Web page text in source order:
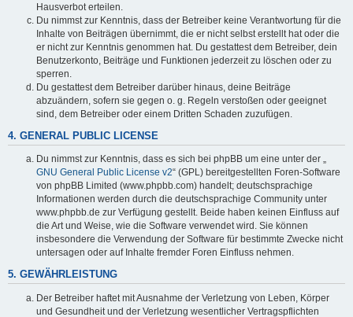
Hausverbot erteilen.
Du nimmst zur Kenntnis, dass der Betreiber keine Verantwortung für die
Inhalte von Beiträgen übernimmt, die er nicht selbst erstellt hat oder die
er nicht zur Kenntnis genommen hat. Du gestattest dem Betreiber, dein
Benutzerkonto, Beiträge und Funktionen jederzeit zu löschen oder zu
sperren.
Du gestattest dem Betreiber darüber hinaus, deine Beiträge
abzuändern, sofern sie gegen o. g. Regeln verstoßen oder geeignet
sind, dem Betreiber oder einem Dritten Schaden zuzufügen.
4. GENERAL PUBLIC LICENSE
Du nimmst zur Kenntnis, dass es sich bei phpBB um eine unter der „
GNU General Public License v2“ (GPL) bereitgestellten Foren-Software
von phpBB Limited (www.phpbb.com) handelt; deutschsprachige
Informationen werden durch die deutschsprachige Community unter
www.phpbb.de zur Verfügung gestellt. Beide haben keinen Einfluss auf
die Art und Weise, wie die Software verwendet wird. Sie können
insbesondere die Verwendung der Software für bestimmte Zwecke nicht
untersagen oder auf Inhalte fremder Foren Einfluss nehmen.
5. GEWÄHRLEISTUNG
Der Betreiber haftet mit Ausnahme der Verletzung von Leben, Körper
und Gesundheit und der Verletzung wesentlicher Vertragspflichten